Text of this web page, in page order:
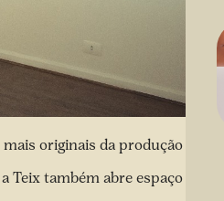
mais originais da produção
Teix também abre espaço